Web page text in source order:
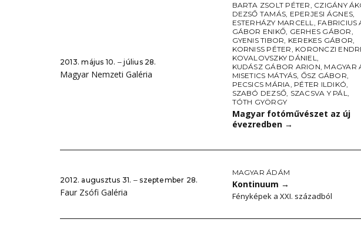
2013. május 10. ‒ július 28.
Magyar Nemzeti Galéria
BARTA ZSOLT PÉTER, CZIGÁNY
DEZSŐ TAMÁS, EPERJESI ÁGNES,
ESTERHÁZY MARCELL, FABRICIUS
GÁBOR ENIKŐ, GERHES GÁBOR,
GYENIS TIBOR, KEREKES GÁBOR,
KORNISS PÉTER, KORONCZI
KOVALOVSZKY DÁNIEL,
KUDÁSZ GÁBOR ARION, MAGYAR
MISETICS MÁTYÁS, ŐSZ GÁBOR,
PECSICS MÁRIA, PÉTER ILDIKÓ,
SZABÓ DEZSŐ, SZACSVA Y PÁL,
TÓTH GYÖRGY
Magyar fotóművészet az új
évezredben →
2012. augusztus 31. ‒ szeptember 28.
Faur Zsófi Galéria
MAGYAR ÁDÁM
Kontinuum →
Fényképek a XXI. századból